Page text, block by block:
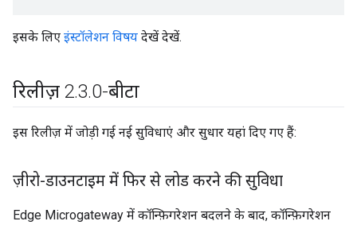
इसके लिए इंस्टॉलेशन विषय देखें देखें.
रिलीज़ 2.3.0-बीटा
इस रिलीज़ में जोड़ी गई नई सुविधाएं और सुधार यहां दिए गए हैं:
ज़ीरो-डाउनटाइम में फिर से लोड करने की सुविधा
Edge Microgateway में कॉन्फ़िगरेशन बदलने के बाद, कॉन्फ़िगरेशन